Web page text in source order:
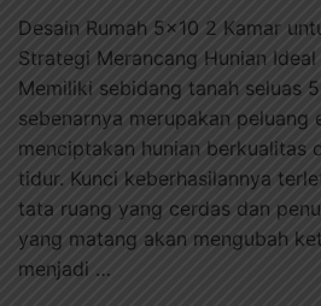
Desain Rumah 5×10 2 Kamar
Strategi Merancang Hunian
Memiliki sebidang tanah seluas
sebenarnya merupakan peluang
menciptakan hunian berkualitas
tidur. Kunci keberhasilannya
tata ruang yang cerdas dan
yang matang akan mengubah
menjadi …